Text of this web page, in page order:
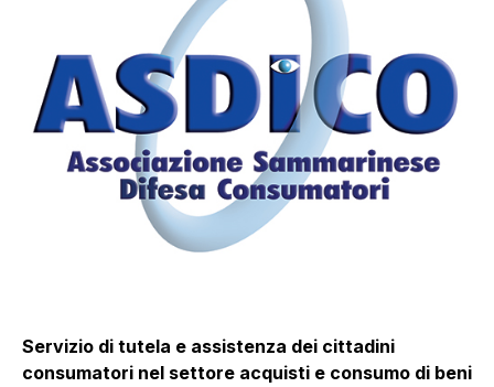
Servizio di tutela e assistenza dei cittadini
consumatori nel settore acquisti e consumo di beni